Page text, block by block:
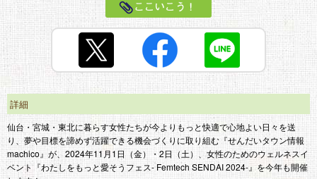
詳細
仙台・宮城・東北に暮らす女性たちが今よりもっと快適で心地よい日々を送
り、夢や目標を諦めず活躍できる機会づくりに取り組む『せんだいタウン情報
machico』が、2024年11月1日（金）・2日（土）、女性のためのウェルネスイ
ベント『わたしをもっと愛そうフェス- Femtech SENDAI 2024-』を今年も開催